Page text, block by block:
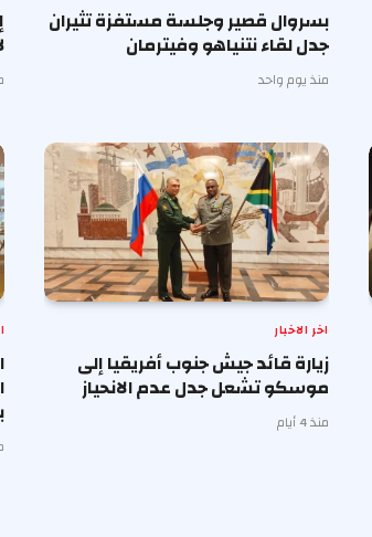
بسروال قصير وجلسة مستفزة تثيران
جدل لقاء نتنياهو وفيترمان
منذ يوم واحد
اخر الاخبار
زيارة قائد جيش جنوب أفريقيا إلى
موسكو تشعل جدل عدم الانحياز
منذ 4 أيام